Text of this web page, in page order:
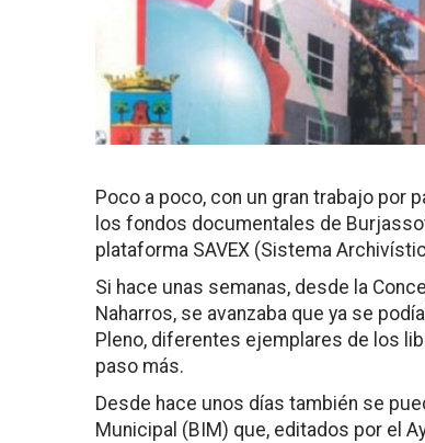
Poco a poco, con un gran trabajo por
los fondos documentales de
plataforma SAVEX (Sistema
Si hace unas semanas, desde la
Naharros, se avanzaba que ya se
Pleno, diferentes ejemplares de los
paso más.
Desde hace unos días también se
Municipal (BIM) que, editados por el